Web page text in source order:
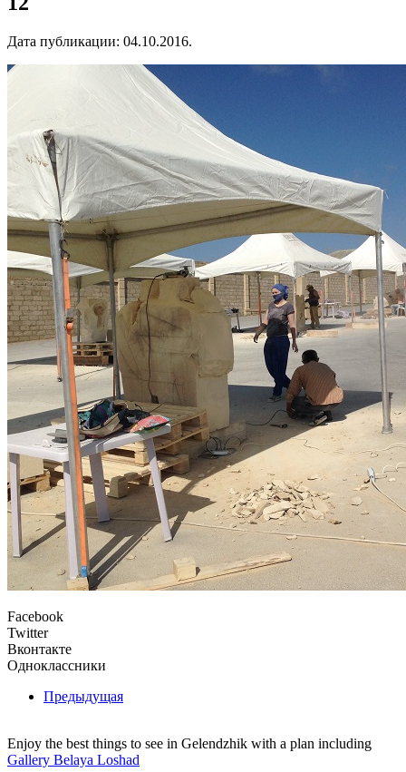
Дата публикации: 04.10.2016.
Facebook
Twitter
Вконтакте
Одноклассники
Предыдущая
Enjoy the best things to see in Gelendzhik with a plan including
Gallery Belaya Loshad